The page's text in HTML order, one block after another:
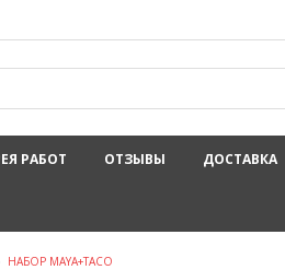
РАБОТ ОТЗЫВЫ ДОСТАВКА
НАБОР MAYA+TACO